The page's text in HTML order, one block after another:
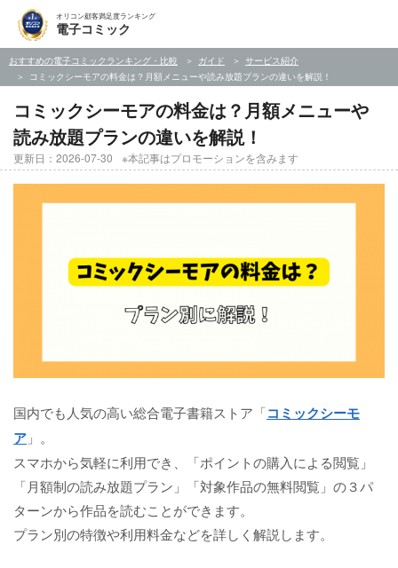
オリコン顧客満足度ランキング
電子コミック
おすすめの電子コミックランキング・比較 ガイド
サービス紹介
コミックシーモアの料金は？月額メニューや読み放題プランの違いを解説！
コミックシーモアの料金は？月額メニューや
読み放題プランの違いを解説！
更新日：2026-07-30 ※本記事はプロモーションを含みます
国内でも人気の高い総合電子書籍ストア「コミックシーモ
ア 」。
スマホから気軽に利用でき、「ポイントの購入による閲覧」
「月額制の読み放題プラン」「対象作品の無料閲覧」の３パ
ターンから作品を読むことができます。
プラン別の特徴や利用料金などを詳しく解説します。